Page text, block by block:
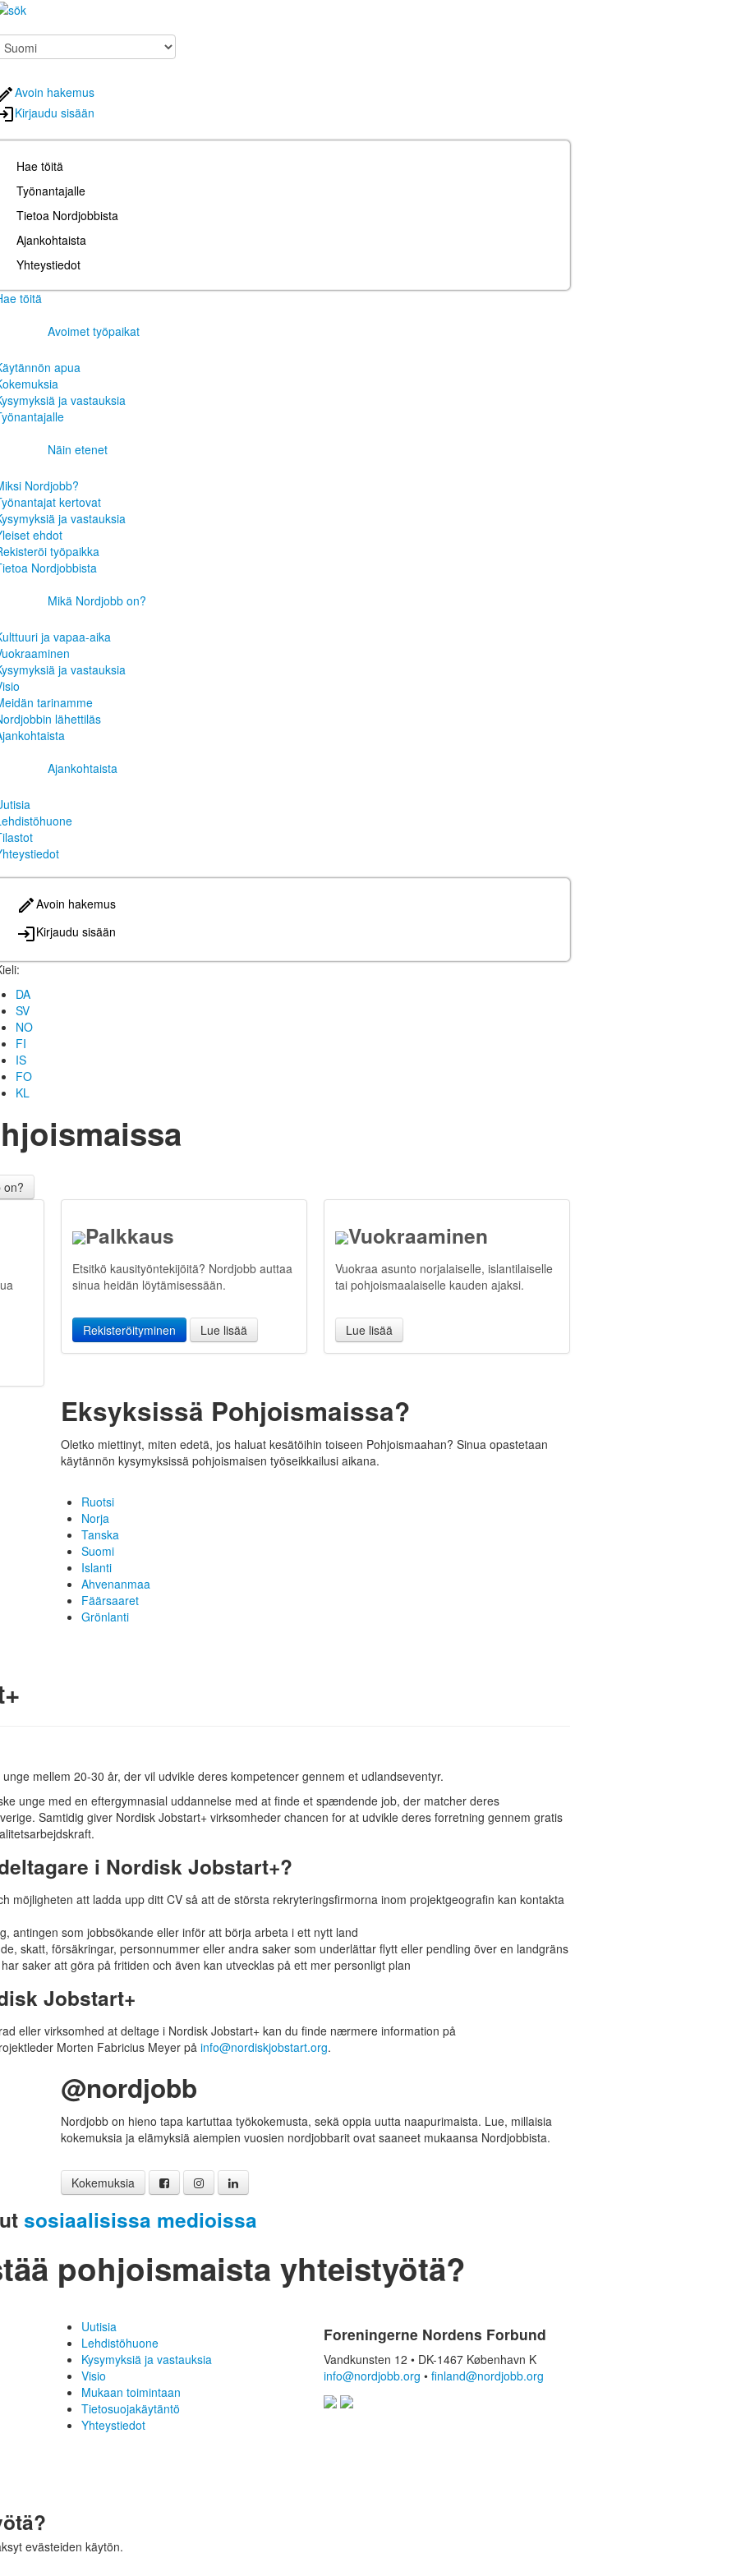
Avoin hakemus
Kirjaudu sisään
Hae töitä
Työnantajalle
Tietoa Nordjobbista
Ajankohtaista
Yhteystiedot
töitä
Avoimet työpaikat
apua
ja vastauksia
Näin etenet
Nordjobb?
kertovat
ja vastauksia
ehdot
työpaikka
Nordjobbista
Mikä Nordjobb on?
ja vapaa-aika
ja vastauksia
tarinamme
lähettiläs
Ajankohtaista
Avoin hakemus
Kirjaudu sisään
DA
SV
NO
FI
IS
FO
KL
on?
Palkkaus
Etsitkö kausityöntekijöitä? Nordjobb auttaa
sinua heidän löytämisessään.
Rekisteröityminen Lue lisää
Vuokraaminen
Vuokraa asunto norjalaiselle, islantilaiselle
tai pohjoismaalaiselle kauden ajaksi.
Lue lisää
Eksyksissä Pohjoismaissa?
Oletko miettinyt, miten edetä, jos haluat kesätöihin toiseen Pohjoismaahan? Sinua opastetaan
käytännön kysymyksissä pohjoismaisen työseikkailusi aikana.
Ruotsi
Norja
Tanska
Suomi
Islanti
Ahvenanmaa
Fäärsaaret
Grönlanti
mellem 20-30 år, der vil udvikle deres kompetencer gennem et udlandseventyr.
unge med en eftergymnasial uddannelse med at finde et spændende job, der matcher deres
Samtidig giver Nordisk Jobstart+ virksomheder chancen for at udvikle deres forretning gennem gratis
i Nordisk Jobstart+?
möjligheten att ladda upp ditt CV så att de största rekryteringsfirmorna inom projektgeografin kan kontakta
antingen som jobbsökande eller inför att börja arbeta i ett nytt land
skatt, försäkringar, personnummer eller andra saker som underlättar flytt eller pendling över en landgräns
saker att göra på fritiden och även kan utvecklas på ett mer personligt plan
Jobstart+
eller virksomhed at deltage i Nordisk Jobstart+ kan du finde nærmere information på
Morten Fabricius Meyer på info@nordiskjobstart.org.
@nordjobb
Nordjobb on hieno tapa kartuttaa työkokemusta, sekä oppia uutta naapurimaista. Lue, millaisia
kokemuksia ja elämyksiä aiempien vuosien nordjobbarit ovat saaneet mukaansa Nordjobbista.
Kokemuksia
sosiaalisissa medioissa
pohjoismaista yhteistyötä?
Uutisia
Lehdistöhuone
Kysymyksiä ja vastauksia
Visio
Mukaan toimintaan
Tietosuojakäytäntö
Yhteystiedot
Foreningerne Nordens Forbund
Vandkunsten 12 • DK-1467 København K
info@nordjobb.org • finland@nordjobb.org
evästeiden käytön.